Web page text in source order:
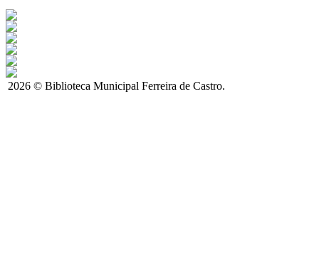
2026 © Biblioteca Municipal Ferreira de Castro.